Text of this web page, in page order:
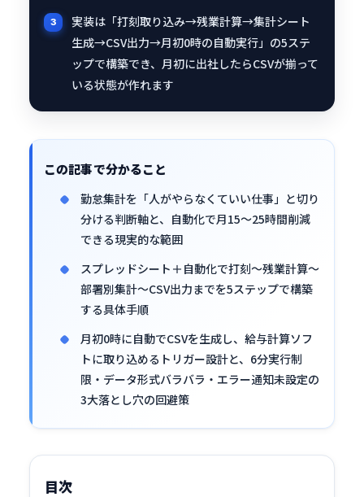
実装は「打刻取り込み→残業計算→集計シート
生成→CSV出力→月初0時の自動実行」の5ステ
ップで構築でき、月初に出社したらCSVが揃って
いる状態が作れます
この記事で分かること
勤怠集計を「人がやらなくていい仕事」と切り
分ける判断軸と、自動化で月15〜25時間削減
できる現実的な範囲
スプレッドシート＋自動化で打刻〜残業計算〜
部署別集計〜CSV出力までを5ステップで構築
する具体手順
月初0時に自動でCSVを生成し、給与計算ソフ
トに取り込めるトリガー設計と、6分実行制
限・データ形式バラバラ・エラー通知未設定の
3大落とし穴の回避策
目次